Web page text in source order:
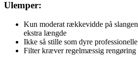
Ulemper:
Kun moderat rækkevidde på
ekstra længde
Ikke så stille som dyre
Filter kræver regelmæssig rengøring